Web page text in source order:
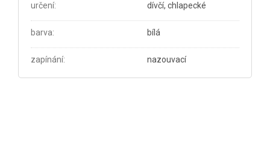
určení: dívčí, chlapecké
barva: bílá
zapínání: nazouvací